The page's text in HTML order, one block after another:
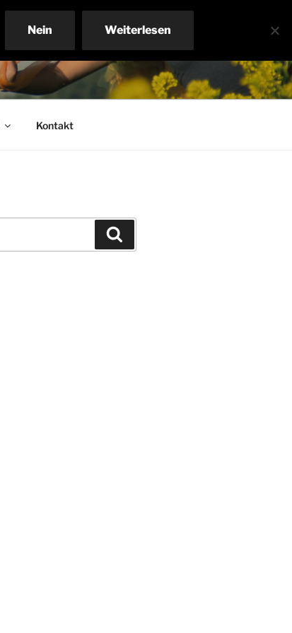
Kontakt
Nein Weiterlesen